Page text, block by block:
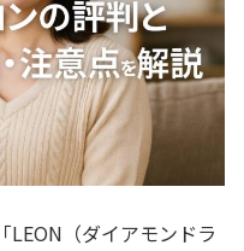
LEON（ダイアモンドラ